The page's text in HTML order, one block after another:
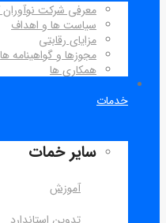
معرفی شرکت
سیاست ها و اهداف
مزایای رقابتی
مجوزها و گواهینامه ها
همکاری ها
خدمات
سایر خمات
آموزش